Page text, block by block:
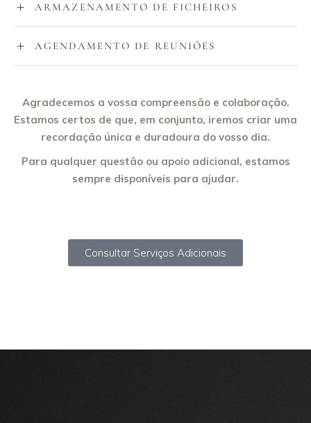
ARMAZENAMENTO DE FICHEIROS
AGENDAMENTO DE REUNIÕES
Agradecemos a vossa compreensão e colaboração.
Estamos certos de que, em conjunto, iremos criar uma
recordação única e duradoura do vosso dia.
Para qualquer questão ou apoio adicional, estamos
sempre disponíveis para ajudar.
Consultar Serviços Adicionais